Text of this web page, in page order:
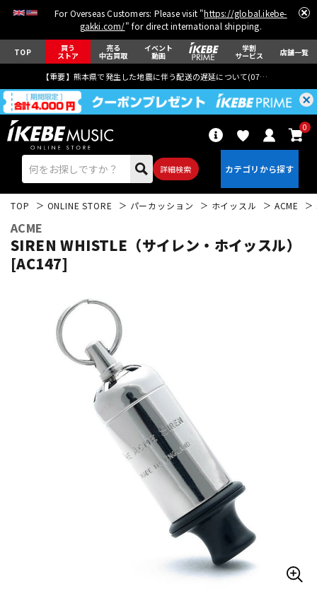
For Overseas Customers: Please visit "https://global.ikebe-
gakki.com/" for direct international shipping.
TOP 買う
ストア
売る
中古買取
イベント
動画
学割
サービス 店舗一覧
【重要】熊本県で発生した地震に伴う配送の遅延について(07月29日
詳細検索
0
ベース
その他楽器
エフェクター
TOP ONLINE STORE パーカッション ホイッスル ACME
ACME
SIREN WHISTLE（サイレン・ホイッスル）
[AC147]